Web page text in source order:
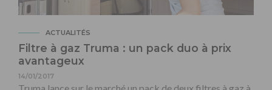
ACTUALITÉS
Filtre à gaz Truma : un pack duo à prix
avantageux
14/01/2017